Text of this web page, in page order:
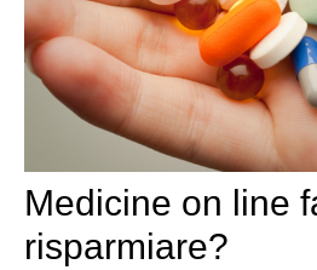
Medicine on line
risparmiare?